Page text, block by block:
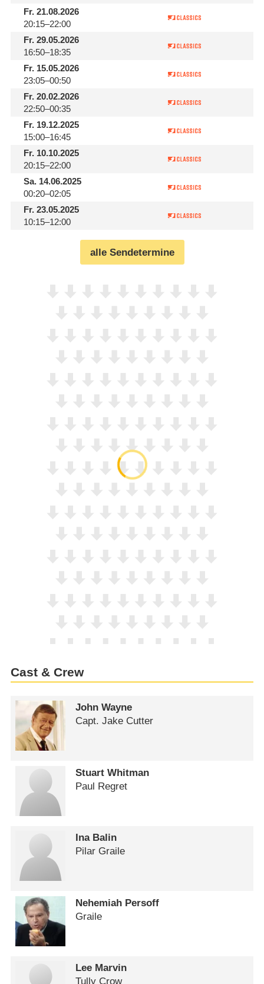
Fr.21.08.2026
20:15–22:00
Fr.29.05.2026
16:50–18:35
Fr.15.05.2026
23:05–00:50
Fr.20.02.2026
22:50–00:35
Fr.19.12.2025
15:00–16:45
Fr.10.10.2025
20:15–22:00
Sa.14.06.2025
00:20–02:05
Fr.23.05.2025
10:15–12:00
alle Sendetermine
Cast & Crew
John Wayne
Capt. Jake Cutter
Stuart Whitman
Paul Regret
Ina Balin
Pilar Graile
Nehemiah Persoff
Graile
Lee Marvin
Tully Crow